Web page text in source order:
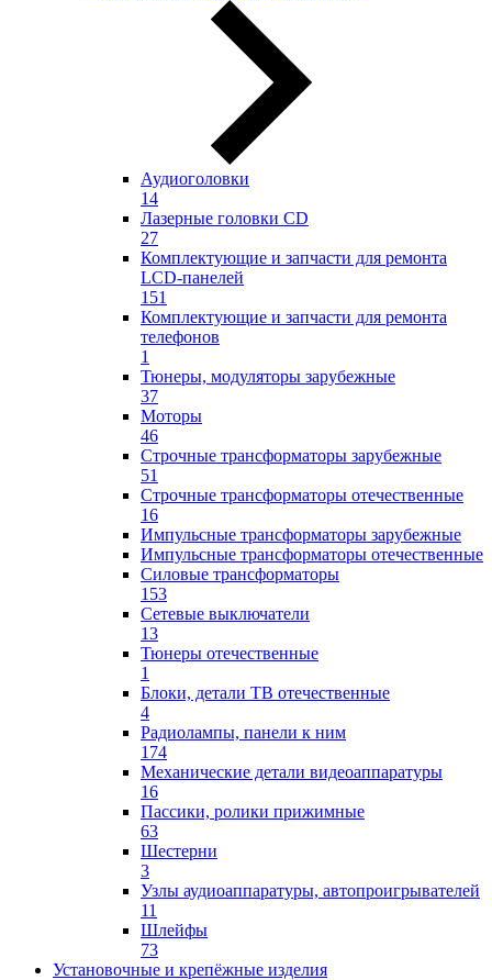
Аудиоголовки
14
Лазерные головки CD
27
Комплектующие и запчасти для ремонта
LCD-панелей
151
Комплектующие и запчасти для ремонта
телефонов
1
Тюнеры, модуляторы зарубежные
37
Моторы
46
Строчные трансформаторы зарубежные
51
Строчные трансформаторы отечественные
16
Импульсные трансформаторы зарубежные
Импульсные трансформаторы отечественные
Силовые трансформаторы
153
Сетевые выключатели
13
Тюнеры отечественные
1
Блоки, детали ТВ отечественные
4
Радиолампы, панели к ним
174
Механические детали видеоаппаратуры
16
Пассики, ролики прижимные
63
Шестерни
3
Узлы аудиоаппаратуры, автопроигрывателей
11
Шлейфы
73
Установочные и крепёжные изделия